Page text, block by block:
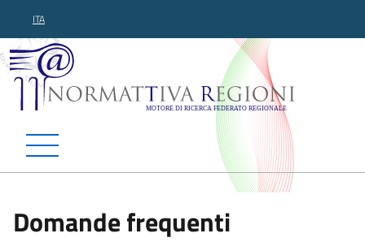
ITA
Normattiva Regioni -
Domande frequenti